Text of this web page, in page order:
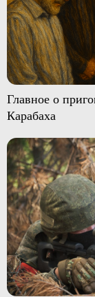
Главное о
Карабаха